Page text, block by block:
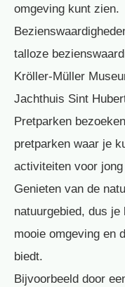
omgeving kunt zien.
talloze
Kröller-Müller
Jachthuis Sint
Pretparken
pretparken waar je
activiteiten voor jong
Genieten van de
natuurgebied, dus
mooie omgeving en
biedt.
Bijvoorbeeld door